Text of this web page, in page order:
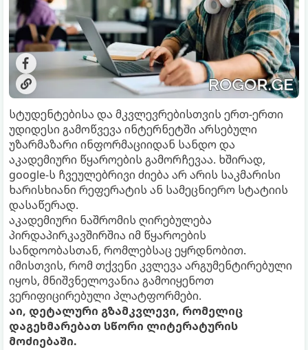
სტუდენტებისა და მკვლევრებისთვის ერთ-ერთი
უდიდესი გამოწვევა ინტერნეტში არსებული
უზარმაზარი ინფორმაციიდან სანდო და
აკადემიური წყაროების გამორჩევაა. ხშირად,
google-ს ჩვეულებრივი ძიება არ არის საკმარისი
ხარისხიანი რეფერატის ან სამეცნიერო სტატიის
დასაწერად.
აკადემიური ნაშრომის ღირებულება
პირდაპირკავშირშია იმ წყაროების
სანდოობასთან, რომლებსაც ეყრდნობით.
იმისთვის, რომ თქვენი კვლევა არგუმენტირებული
იყოს, მნიშვნელოვანია გამოიყენოთ
ვერიფიცირებული პლატფორმები.
აი, დეტალური გზამკვლევი, რომელიც
დაგეხმარებათ სწორი ლიტერატურის
მოძიებაში.